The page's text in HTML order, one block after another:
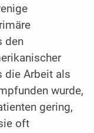
den
die Arbeit als
wurde,
gering,
oft